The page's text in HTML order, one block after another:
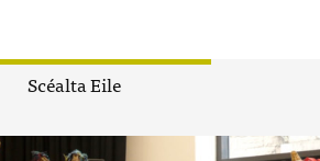
Scéalta Eile